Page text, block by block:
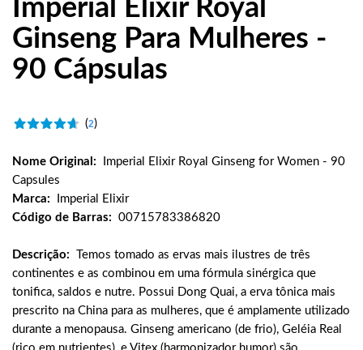
Imperial Elixir Royal
Ginseng Para Mulheres -
90 Cápsulas
(2)
Nome Original:
Imperial Elixir Royal Ginseng for Women - 90
Capsules
Marca:
Imperial Elixir
Código de Barras: 00715783386820
Descrição:
Temos tomado as ervas mais ilustres de três
continentes e as combinou em uma fórmula sinérgica que
tonifica, saldos e nutre. Possui Dong Quai, a erva tônica mais
prescrito na China para as mulheres, que é amplamente utilizado
durante a menopausa. Ginseng americano (de frio), Geléia Real